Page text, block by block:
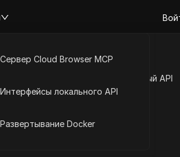
Открытый API
Сервер Cloud Browser MCP
Интерфейсы локального API
Развертывание Docker
году